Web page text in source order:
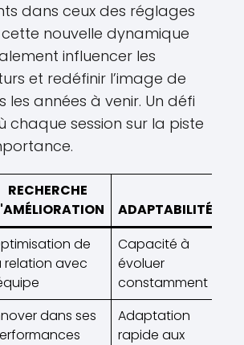
dans ceux des réglages
nouvelle dynamique
influencer les
et redéfinir l’image de
les années à venir. Un défi
chaque session sur la piste
RECHERCHE
ADAPTABILITÉ
de
relation avec
Capacité à
évoluer
constamment
dans ses
Adaptation
rapide aux